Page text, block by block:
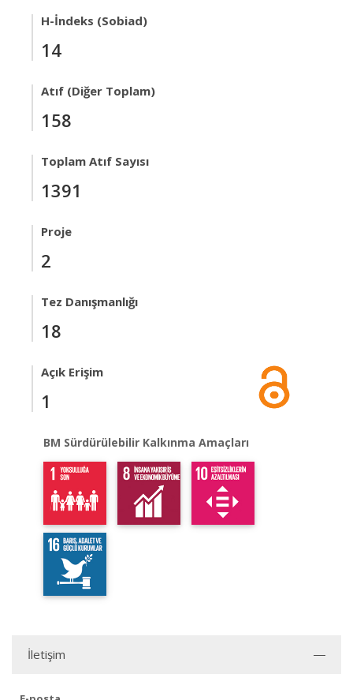
H-İndeks (Sobiad)
14
Atıf (Diğer Toplam)
158
Toplam Atıf Sayısı
1391
Proje
2
Tez Danışmanlığı
18
Açık Erişim
1
BM Sürdürülebilir Kalkınma Amaçları
İletişim